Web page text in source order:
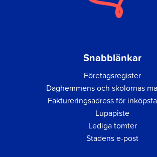
Snabblänkar
Företagsregister
Daghemmens och skolornas
Faktureringsadress för
Lupapiste
Lediga tomter
Stadens e-post